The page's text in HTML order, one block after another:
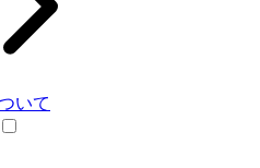
いて